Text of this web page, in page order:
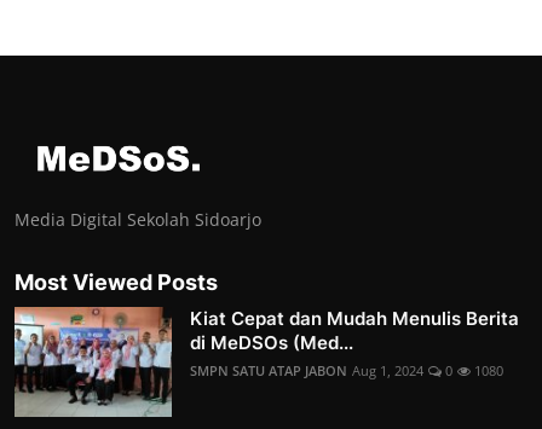
Media Digital Sekolah Sidoarjo
Most Viewed Posts
Kiat Cepat dan Mudah Menulis Berita
di MeDSOs (Med...
SMPN SATU ATAP JABON Aug 1, 2024 0 1080